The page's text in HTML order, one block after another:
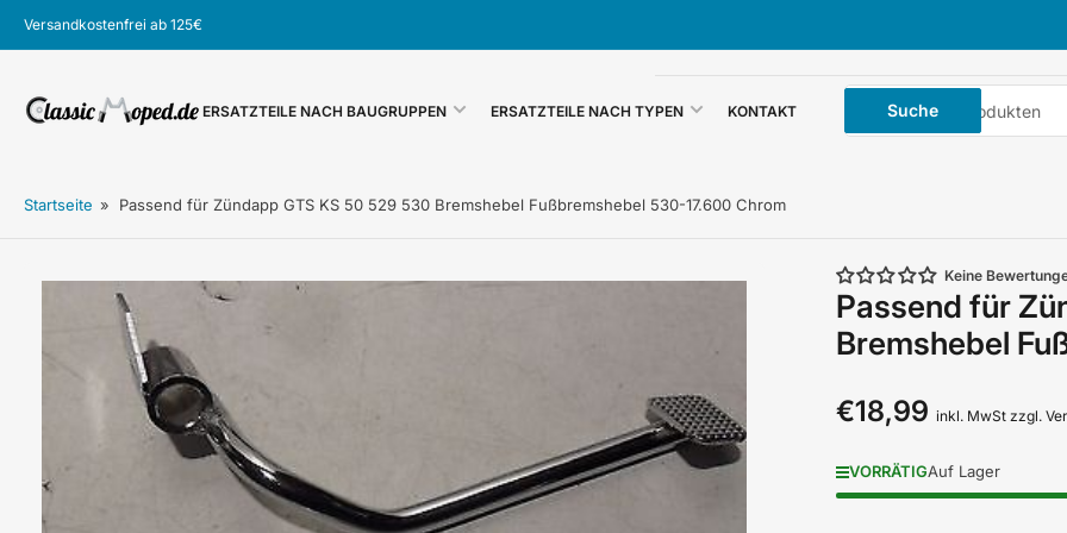
Inhalt
Versandkostenfrei ab 125€
ERSATZTEILE NACH BAUGRUPPEN ERSATZTEILE NACH TYPEN KONTAKT
Suche
Produkten
Suche
Startseite » Passend für Zündapp GTS KS 50 529 530 Bremshebel Fußbremshebel 530-17.600 Chrom
Produktinformationen
Keine
Passend für
Bremshebel
Normaler
€18,99 inkl. MwSt zzgl.
VORRÄTIGAuf Lager